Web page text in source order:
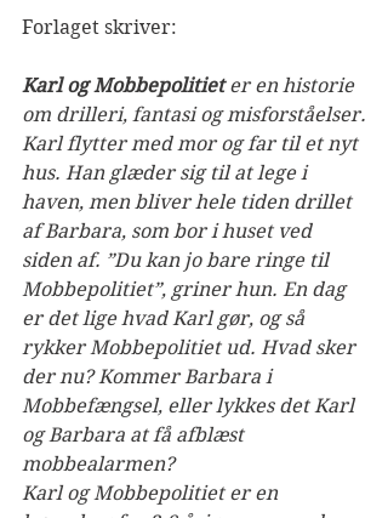
Forlaget skriver:
Karl og Mobbepolitiet er en historie
om drilleri, fantasi og misforståelser.
Karl flytter med mor og far til et nyt
hus. Han glæder sig til at lege i
haven, men bliver hele tiden drillet
af Barbara, som bor i huset ved
siden af. ”Du kan jo bare ringe til
Mobbepolitiet”, griner hun. En dag
er det lige hvad Karl gør, og så
rykker Mobbepolitiet ud. Hvad sker
der nu? Kommer Barbara i
Mobbefængsel, eller lykkes det Karl
og Barbara at få afblæst
mobbealarmen?
Karl og Mobbepolitiet er en